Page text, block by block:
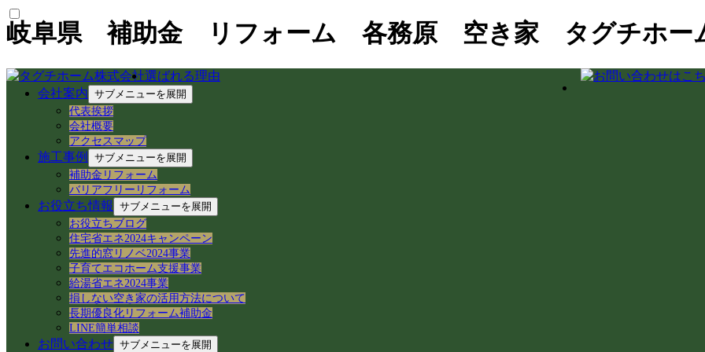
岐阜県 補助金 リフォーム 各務原 空き家 タグチホー
選ばれる理由
会社案内 サブメニューを展開
代表挨拶
会社概要
アクセスマップ
施工事例
サブメニューを展開
補助金リフォーム
バリアフリーリフォーム
お役立ち情報
サブメニューを展開
お役立ちブログ
住宅省エネ2024キャンペーン
先進的窓リノベ2024事業
子育てエコホーム支援事業
給湯省エネ2024事業
損しない空き家の活用方法について
長期優良化リフォーム補助金
LINE簡単相談
お問い合わせ サブメニューを展開
最新の投稿
【中山道今須宿】歴史と空き家再生が交差する街！徳川家康ゆかりの石や妙応寺架道橋を巡る
【空き家から空き家へ】家具レスキューで地域おこし協力隊の新生活＆民泊活用を支援！
岐阜県各務原市での空き家売買｜確定測量と境界杭設置（境界確定）の重要性
岐阜県各務原市｜賃貸住宅の売却準備！退去前の室内確認と修繕のご相談
岐阜市のアパートでシャワーホースを交換！アダプター適合の注意点と水漏れ対策
岐阜県各務原市の空き家・賃貸管理｜入居者募集とDIY補修のリアル
【岐阜県各務原市】事務所の大掃除＆床ワックス掛けを実施！綺麗な職場環境を保つ手順とコツ
岐阜県各務原市｜減築リフォームとテラス屋根下の土間コンクリート工事
【岐阜県】命を守る木造住宅の耐震改修へ！新県庁での講習会参加レポート
岐阜市で築50年の空き家をどう活用する？民泊・レンタルキッチン・グループホーム等の最新事例と注意点
カテゴリー
空き家民泊 (22)